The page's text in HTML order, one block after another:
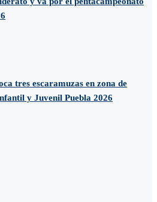
tres escaramuzas en zona de
y Juvenil Puebla 2026